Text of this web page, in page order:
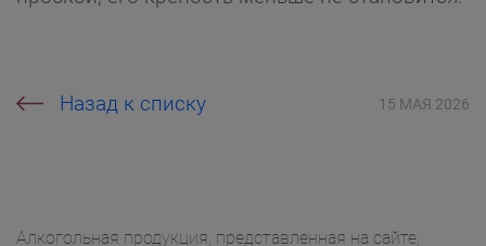
Назад к списку 15 МАЯ 2026
Алкогольная продукция, представленная на сайте,